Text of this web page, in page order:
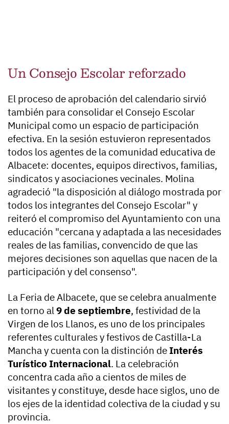
Un Consejo Escolar reforzado
El proceso de aprobación del calendario sirvió
también para consolidar el Consejo Escolar
Municipal como un espacio de participación
efectiva. En la sesión estuvieron representados
todos los agentes de la comunidad educativa de
Albacete: docentes, equipos directivos, familias,
sindicatos y asociaciones vecinales. Molina
agradeció "la disposición al diálogo mostrada por
todos los integrantes del Consejo Escolar" y
reiteró el compromiso del Ayuntamiento con una
educación "cercana y adaptada a las necesidades
reales de las familias, convencido de que las
mejores decisiones son aquellas que nacen de la
participación y del consenso".
La Feria de Albacete, que se celebra anualmente
en torno al9 de septiembre, festividad de la
Virgen de los Llanos, es uno de los principales
referentes culturales y festivos de Castilla-La
Mancha y cuenta con la distinción de Interés
Turístico Internacional. La celebración
concentra cada año a cientos de miles de
visitantes y constituye, desde hace siglos, uno de
los ejes de la identidad colectiva de la ciudad y su
provincia.